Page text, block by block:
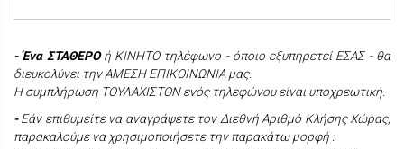
- Ένα ΣΤΑΘΕΡΟή ΚΙΝΗΤΟ τηλέφωνο - όποιο εξυπηρετεί ΕΣΑΣ - θα
διευκολύνει την ΑΜΕΣΗ ΕΠΙΚΟΙΝΩΝΙΑ μας.
H συμπλήρωση ΤΟΥΛΑΧΙΣΤΟΝ ενός τηλεφώνου είναι υποχρεωτική.
-Εάν επιθυμείτε να αναγράψετε τον Διεθνή Αριθμό Κλήσης Χώρας,
παρακαλούμε να χρησιμοποιήσετε την παρακάτω μορφή :